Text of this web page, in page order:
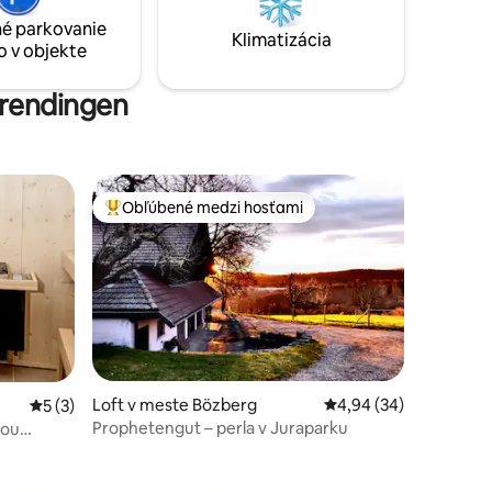
minút
pešo za 5 minút.
parkovanie
v objekte
Klimatizácia
160
Priemerné ohodnotenie 5 z 5, počet hodnotení: 3
5 (3)
Najobľúbenejšie medzi hosťami
Obľúbené medzi hosťami
Loft v meste Bözberg Priemerné
4,94 (34)
Prophetengut – perla v Juraparku